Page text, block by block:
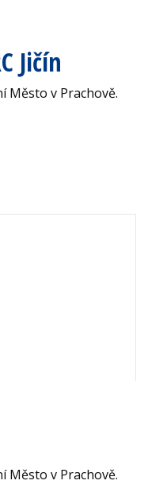
Jičín
Město v Prachově.
Město v Prachově.